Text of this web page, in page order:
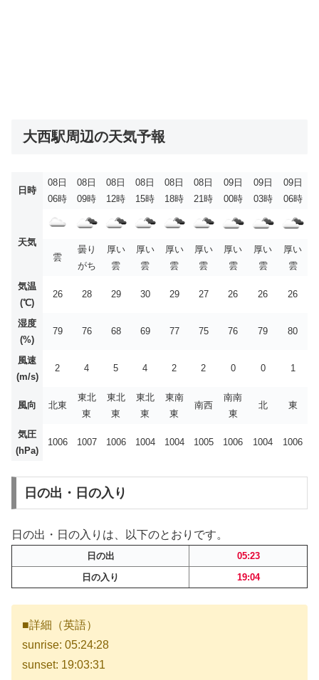
大西駅周辺の天気予報
日時
08日
06時
08日
09時
08日
12時
08日
15時
08日
18時
08日
21時
09日
00時
09日
03時
09日
06時
天気
雲
曇り
がち
厚い
雲
厚い
雲
厚い
雲
厚い
雲
厚い
雲
厚い
雲
厚い
雲
気温
(℃)
26 28 29 30 29 27 26 26 26
湿度
(%)
79 76 68 69 77 75 76 79 80
風速
(m/s)
2 4 5 4 2 2 0 0 1
風向 北東
東北
東
東北
東
東北
東
東南
東
南西
南南
東
北 東
気圧
(hPa)
1006 1007 1006 1004 1004 1005 1006 1004 1006
日の出・日の入り
日の出・日の入りは、以下のとおりです。
日の出
05:23
日の入り
19:04
■詳細（英語）
sunrise: 05:24:28
sunset: 19:03:31